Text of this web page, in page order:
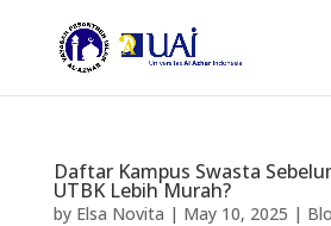
Daftar Kampus Swasta
UTBK Lebih Murah?
by Elsa Novita | May 10, 2025 |